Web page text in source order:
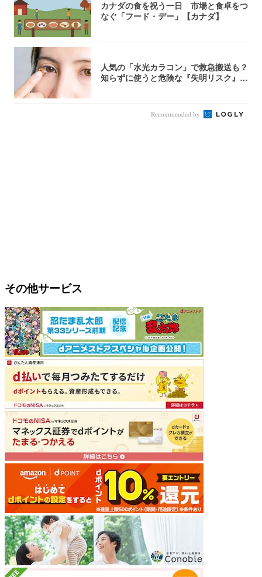
カナダの食を祝う一日 市場と食卓をつ
なぐ「フード・デー」【カナダ】
人気の「水光カラコン」で救急搬送も？
知らずに使うと危険な『失明リスク』と
Recommended by
その他サービス